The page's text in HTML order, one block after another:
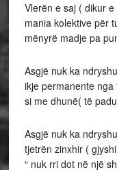
Vlerën e saj ( dikur
mania kolektive për
mënyrë madje pa
Asgjë nuk ka
ikje permanente
si me dhunë( të
Asgjë nuk ka
tjetrën zinxhir (
“ nuk rri dot në një